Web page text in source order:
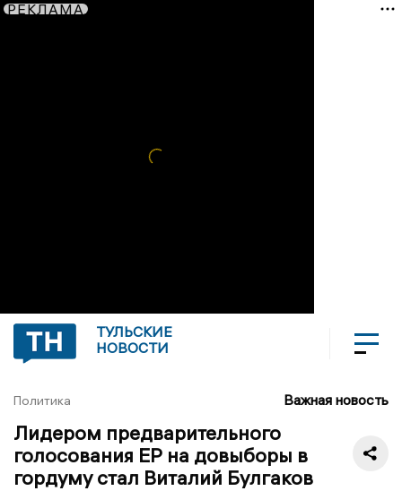
РЕКЛАМА
ТУЛЬСКИЕ
НОВОСТИ
Политика Важная новость
Лидером предварительного
голосования ЕР на довыборы в
гордуму стал Виталий Булгаков